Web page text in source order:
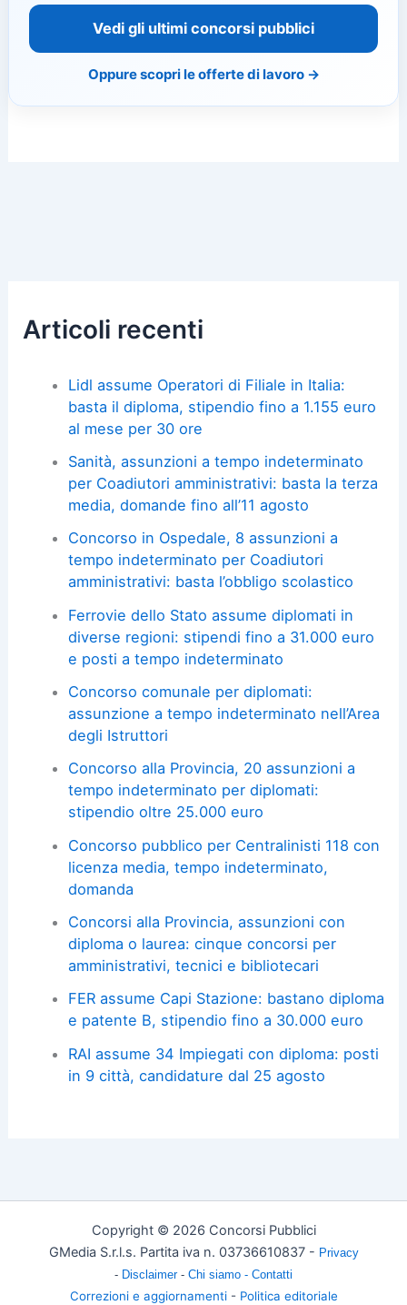
Vedi gli ultimi concorsi pubblici
Oppure scopri le offerte di lavoro →
Articoli recenti
Lidl assume Operatori di Filiale in Italia:
basta il diploma, stipendio fino a 1.155 euro
al mese per 30 ore
Sanità, assunzioni a tempo indeterminato
per Coadiutori amministrativi: basta la terza
media, domande fino all’11 agosto
Concorso in Ospedale, 8 assunzioni a
tempo indeterminato per Coadiutori
amministrativi: basta l’obbligo scolastico
Ferrovie dello Stato assume diplomati in
diverse regioni: stipendi fino a 31.000 euro
e posti a tempo indeterminato
Concorso comunale per diplomati:
assunzione a tempo indeterminato nell’Area
degli Istruttori
Concorso alla Provincia, 20 assunzioni a
tempo indeterminato per diplomati:
stipendio oltre 25.000 euro
Concorso pubblico per Centralinisti 118 con
licenza media, tempo indeterminato,
domanda
Concorsi alla Provincia, assunzioni con
diploma o laurea: cinque concorsi per
amministrativi, tecnici e bibliotecari
FER assume Capi Stazione: bastano diploma
e patente B, stipendio fino a 30.000 euro
RAI assume 34 Impiegati con diploma: posti
in 9 città, candidature dal 25 agosto
Copyright © 2026 Concorsi Pubblici
GMedia S.r.l.s. Partita iva n. 03736610837 - Privacy
- Disclaimer - Chi siamo - Contatti
Correzioni e aggiornamenti- Politica editoriale